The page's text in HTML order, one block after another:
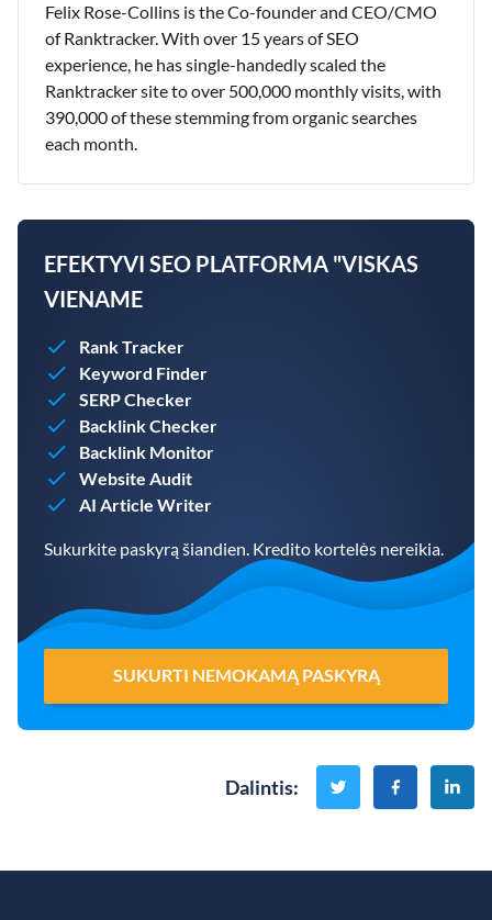
Felix Rose-Collins is the Co-founder and CEO/CMO
of Ranktracker. With over 15 years of SEO
experience, he has single-handedly scaled the
Ranktracker site to over 500,000 monthly visits, with
390,000 of these stemming from organic searches
each month.
EFEKTYVI SEO PLATFORMA "VISKAS
VIENAME
Rank Tracker
Keyword Finder
SERP Checker
Backlink Checker
Backlink Monitor
Website Audit
AI Article Writer
Sukurkite paskyrą šiandien. Kredito kortelės nereikia.
SUKURTI NEMOKAMĄ PASKYRĄ
Dalintis: